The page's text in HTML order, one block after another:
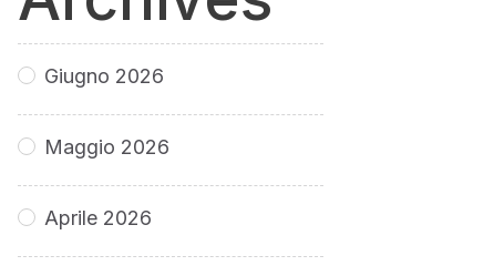
Giugno 2026
Maggio 2026
Aprile 2026